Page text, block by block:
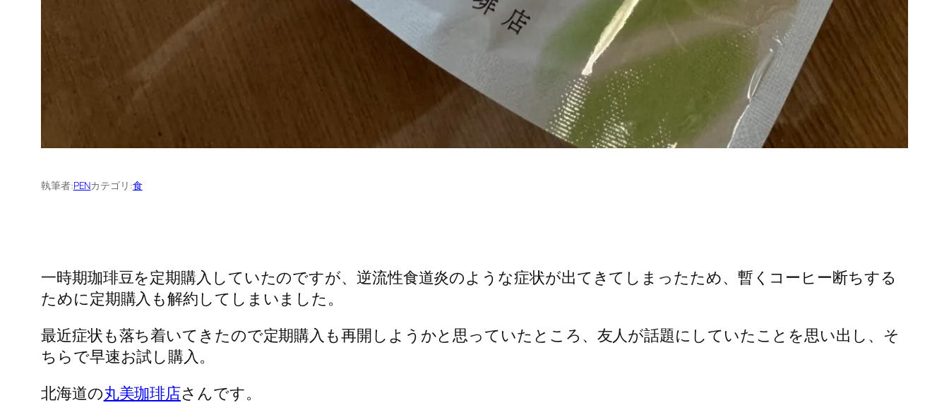
執筆者:PENカテゴリ:食
一時期珈琲豆を定期購入していたのですが、逆流性食道炎のような症状が出てきてしまったため、暫くコーヒー断ちする
ために定期購入も解約してしまいました。
最近症状も落ち着いてきたので定期購入も再開しようかと思っていたところ、友人が話題にしていたことを思い出し、そ
ちらで早速お試し購入。
北海道の丸美珈琲店さんです。